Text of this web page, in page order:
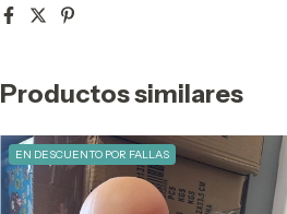
Productos similares
EN DESCUENTO POR FALLAS